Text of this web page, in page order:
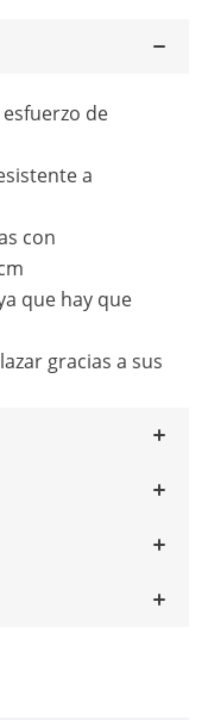
de
a
con
que hay que
gracias a sus